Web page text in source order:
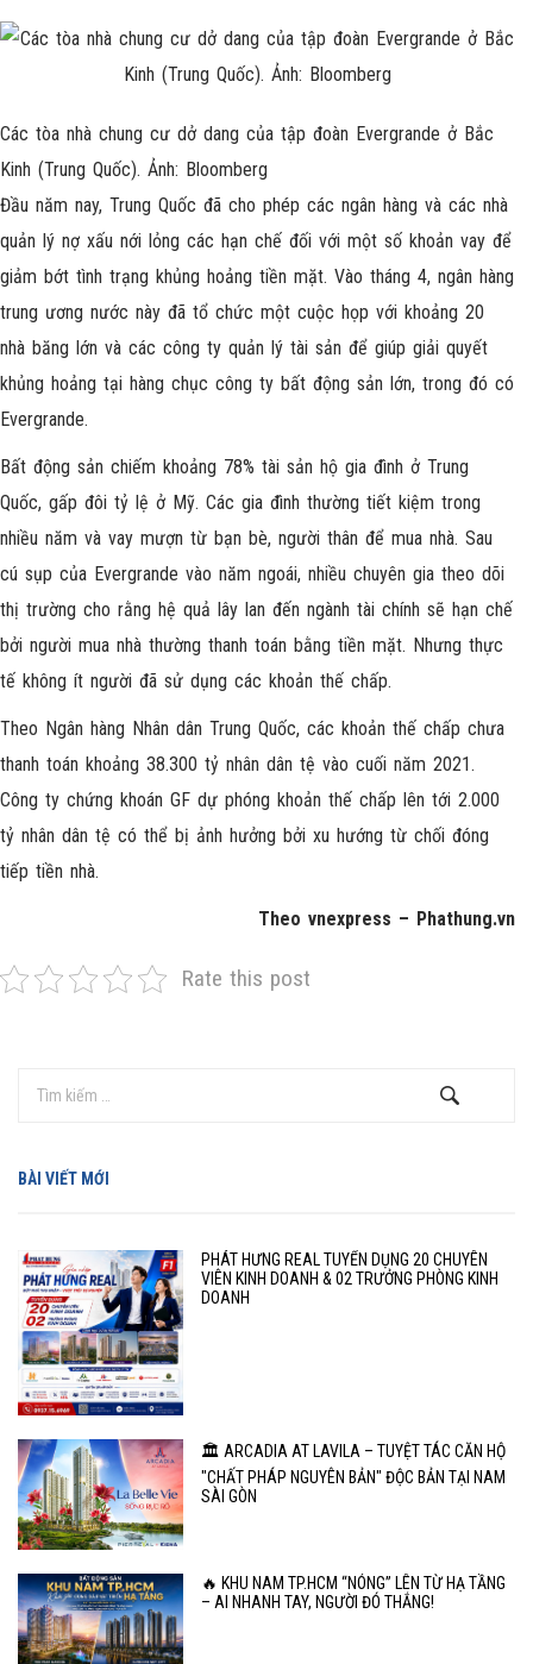
Các tòa nhà chung cư dở dang của tập đoàn Evergrande ở Bắc
Kinh (Trung Quốc). Ảnh: Bloomberg
Đầu năm nay, Trung Quốc đã cho phép các ngân hàng và các nhà
quản lý nợ xấu nới lỏng các hạn chế đối với một số khoản vay để
giảm bớt tình trạng khủng hoảng tiền mặt. Vào tháng 4, ngân hàng
trung ương nước này đã tổ chức một cuộc họp với khoảng 20
nhà băng lớn và các công ty quản lý tài sản để giúp giải quyết
khủng hoảng tại hàng chục công ty bất động sản lớn, trong đó có
Evergrande.
Bất động sản chiếm khoảng 78% tài sản hộ gia đình ở Trung
Quốc, gấp đôi tỷ lệ ở Mỹ. Các gia đình thường tiết kiệm trong
nhiều năm và vay mượn từ bạn bè, người thân để mua nhà. Sau
cú sụp của Evergrande vào năm ngoái, nhiều chuyên gia theo dõi
thị trường cho rằng hệ quả lây lan đến ngành tài chính sẽ hạn chế
bởi người mua nhà thường thanh toán bằng tiền mặt. Nhưng thực
tế không ít người đã sử dụng các khoản thế chấp.
Theo Ngân hàng Nhân dân Trung Quốc, các khoản thế chấp chưa
thanh toán khoảng 38.300 tỷ nhân dân tệ vào cuối năm 2021.
Công ty chứng khoán GF dự phóng khoản thế chấp lên tới 2.000
tỷ nhân dân tệ có thể bị ảnh hưởng bởi xu hướng từ chối đóng
tiếp tiền nhà.
Theo vnexpress – Phathung.vn
Rate this post
BÀI VIẾT MỚI
PHÁT HƯNG REAL TUYỂN DỤNG 20 CHUYÊN
VIÊN KINH DOANH & 02 TRƯỞNG PHÒNG KINH
DOANH
🏛️ ARCADIA AT LAVILA – TUYỆT TÁC CĂN HỘ
"CHẤT PHÁP NGUYÊN BẢN" ĐỘC BẢN TẠI NAM
SÀI GÒN
🔥 KHU NAM TP.HCM “NÓNG” LÊN TỪ HẠ TẦNG
– AI NHANH TAY, NGƯỜI ĐÓ THẮNG!